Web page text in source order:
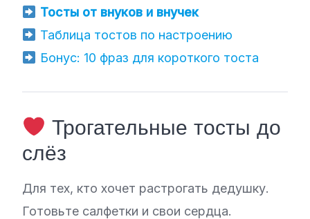
Тосты от внуков и внучек
Таблица тостов по настроению
Бонус: 10 фраз для короткого тоста
Трогательные тосты до
слёз
Для тех, кто хочет растрогать дедушку.
Готовьте салфетки и свои сердца.